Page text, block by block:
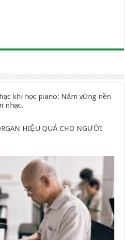
khi học piano: Nắm vững nền
nhạc.
HIỆU QUẢ CHO NGƯỜI